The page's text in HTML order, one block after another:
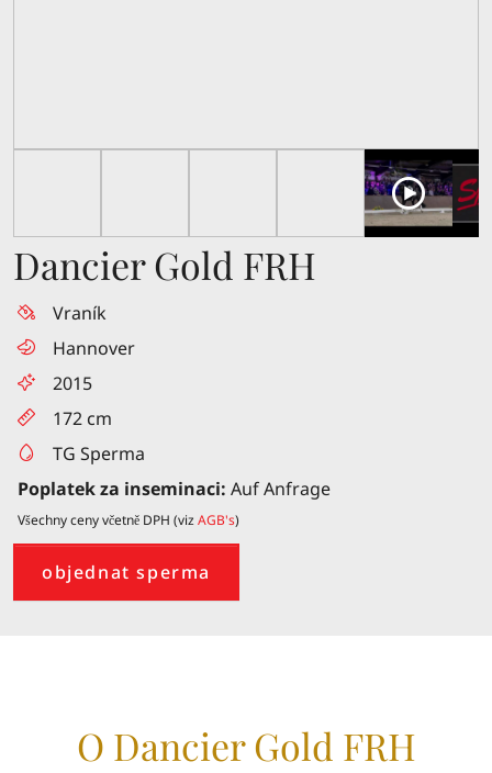
Dancier Gold FRH
Vraník
Hannover
2015
172 cm
TG Sperma
Poplatek za inseminaci: Auf Anfrage
Všechny ceny včetně DPH (vizAGB's)
objednat sperma
O Dancier Gold FRH